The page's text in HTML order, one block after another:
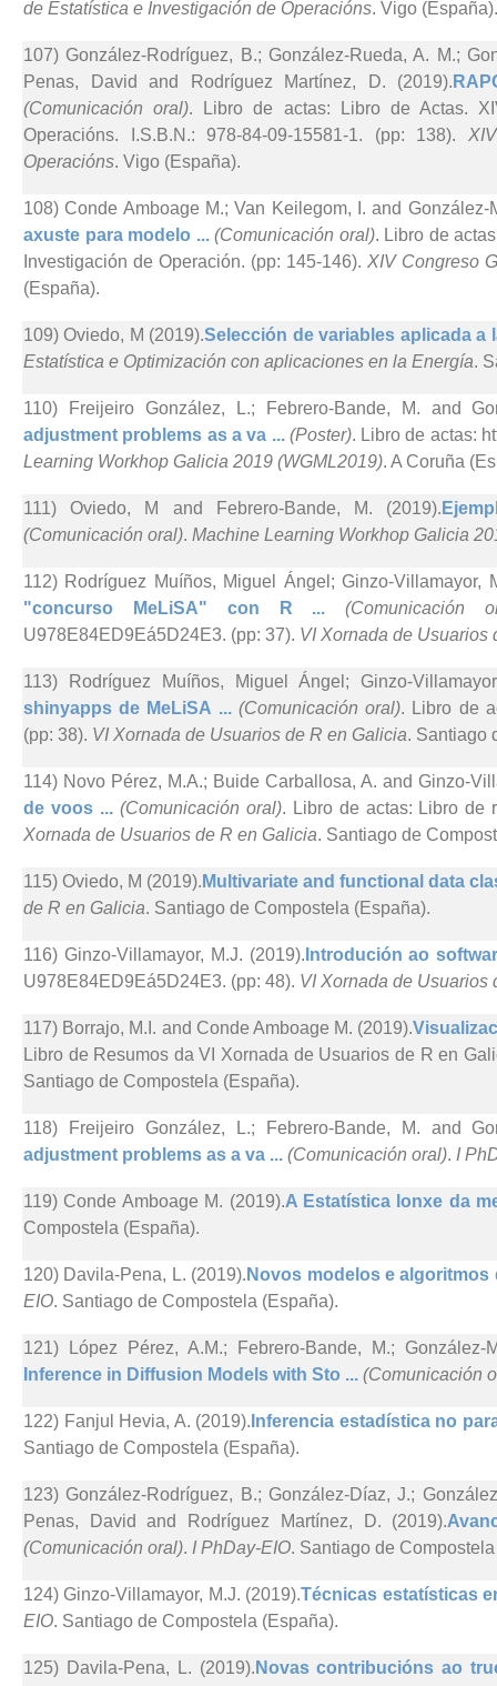
de Estatística e Investigación de Operacións. Vigo (España).
107) González-Rodríguez, B.; González-Rueda, A. M.;
Penas, David and Rodríguez Martínez, D. (2019).
(Comunicación oral). Libro de actas: Libro de Actas.
Operacións. I.S.B.N.: 978-84-09-15581-1. (pp: 138).
Operacións. Vigo (España).
108) Conde Amboage M.; Van Keilegom, I. and González-
axuste para modelo ...(Comunicación oral). Libro de
Investigación de Operación. (pp: 145-146). XIV Congreso
(España).
109) Oviedo, M (2019).Selección de variables aplicada a
Estatística e Optimización con aplicaciones en la Energía.
110) Freijeiro González, L.; Febrero-Bande, M. and
adjustment problems as a va ... (Poster). Libro de actas:
Learning Workhop Galicia 2019 (WGML2019). A Coruña
111) Oviedo, M and Febrero-Bande, M. (2019).
(Comunicación oral). Machine Learning Workhop Galicia
112) Rodríguez Muíños, Miguel Ángel; Ginzo-Villamayor,
"concurso MeLiSA" con R ...(Comunicación
U978E84ED9Eá5D24E3. (pp: 37). VI Xornada de Usuarios
113) Rodríguez Muíños, Miguel Ángel; Ginzo-
shinyapps de MeLiSA ... (Comunicación oral). Libro de
(pp: 38). VI Xornada de Usuarios de R en Galicia. Santiago
114) Novo Pérez, M.A.; Buide Carballosa, A. and Ginzo-
de voos ... (Comunicación oral). Libro de actas: Libro de
Xornada de Usuarios de R en Galicia. Santiago de
115) Oviedo, M (2019). Multivariate and functional data
de R en Galicia. Santiago de Compostela (España).
116) Ginzo-Villamayor, M.J. (2019). Introdución ao
U978E84ED9Eá5D24E3. (pp: 48). VI Xornada de Usuarios
117) Borrajo, M.I. and Conde Amboage M. (2019).
Libro de Resumos da VI Xornada de Usuarios de R en
Santiago de Compostela (España).
118) Freijeiro González, L.; Febrero-Bande, M. and
adjustment problems as a va ... (Comunicación oral). I
119) Conde Amboage M. (2019).A Estatística lonxe da
Compostela (España).
120) Davila-Pena, L. (2019). Novos modelos e
EIO. Santiago de Compostela (España).
121) López Pérez, A.M.; Febrero-Bande, M.;
Inference in Diffusion Models with Sto ... (Comunicación
122) Fanjul Hevia, A. (2019). Inferencia estadística no
Santiago de Compostela (España).
123) González-Rodríguez, B.; González-Díaz, J.;
Penas, David and Rodríguez Martínez, D. (2019).
(Comunicación oral). I PhDay-EIO. Santiago de
124) Ginzo-Villamayor, M.J. (2019).Técnicas estatísticas
EIO. Santiago de Compostela (España).
125) Davila-Pena, L. (2019). Novas contribucións ao